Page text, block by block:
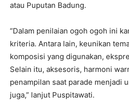
atau Puputan Badung.
“Dalam penilaian ogoh ogoh ini
kriteria. Antara lain, keunikan
komposisi yang digunakan,
Selain itu, aksesoris, harmoni
penampilan saat parade menjadi
juga,” lanjut Puspitawati.